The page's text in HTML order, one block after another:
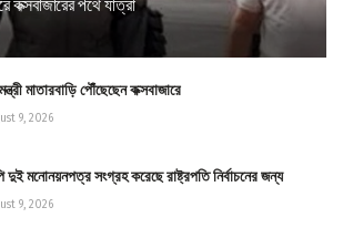
কক্সবাজারের পথে যাত্রা
মাতারবাড়ি পৌঁছেছেন কক্সবাজারে
9, 2026
দুই মনোনয়নপত্র সংগ্রহ করেছে রাষ্ট্রপতি নির্বাচনের জন্য
9, 2026